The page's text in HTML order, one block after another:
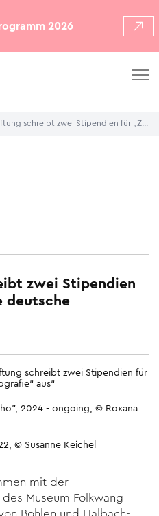
2026
Krupp-Stiftung schreibt zwei Stipendien für „Zeitgenössische deutsche Fotografie“ aus
zwei Stipendien
deutsche
schreibt zwei Stipendien für
aus“
2024 - ongoing, © Roxana
© Susanne Keichel
mit der
Museum Folkwang